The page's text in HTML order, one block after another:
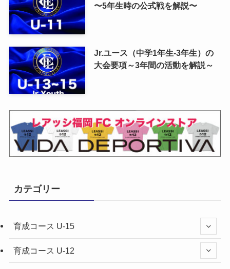
〜5年生時の公式戦を解説〜
Jr.ユース（中学1年生-3年生）の
大会要項～3年間の活動を解説～
カテゴリー
育成コース U-15
育成コース U-12